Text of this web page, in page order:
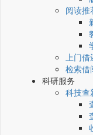
阅读推
上门借
检索借
科研服务
科技查